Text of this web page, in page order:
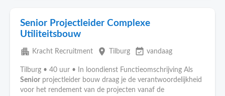
Senior Projectleider Complexe
Utiliteitsbouw
apartment Kracht Recruitment place Tilburg event_available vandaag
Tilburg • 40 uur • In loondienst Functieomschrijving Als
Senior projectleider bouw draag je de verantwoordelijkheid
voor het rendement van de projecten vanaf de